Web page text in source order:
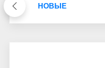
НОВЫЕ